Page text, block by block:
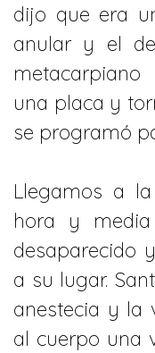
dijo que era
anular y el
una placa y
se programó
Llegamos a
hora y
desaparecido
a su lugar.
anestecia y la
al cuerpo una